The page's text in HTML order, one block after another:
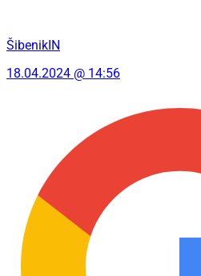
ŠibenikIN
18.04.2024 @ 14:56